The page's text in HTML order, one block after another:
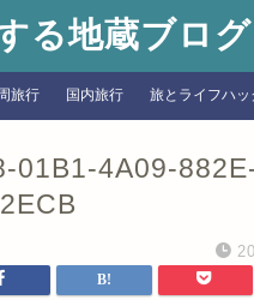
る地蔵ブログ
旅行 国内旅行 旅とライフハッ
01B1-4A09-